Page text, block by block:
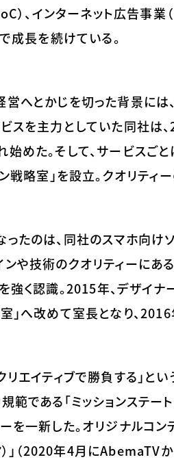
）、インターネット広告事
で成長を続けている。
へとかじを切った背景には
スを主力としていた同社は
めた。そして、サービスご
戦略室」を設立。クオリティ
たのは、同社のスマホ向けソ
や技術のクオリティーにあ
強く認識。2015年、デザイ
」へ改めて室長となり、
リエイティブで勝負する」
範である「ミッションステ
を一新した。オリジナルコ
）」（2020年4月にAbemaTV